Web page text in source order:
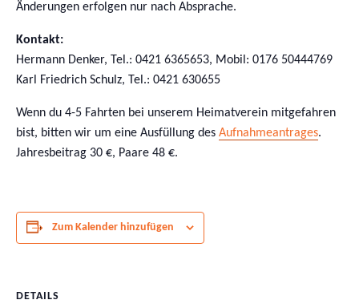
Änderungen erfolgen nur nach Absprache.
Kontakt:
Hermann Denker, Tel.: 0421 6365653, Mobil: 0176 50444769
Karl Friedrich Schulz, Tel.: 0421 630655
Wenn du 4-5 Fahrten bei unserem Heimatverein mitgefahren
bist, bitten wir um eine Ausfüllung des Aufnahmeantrages.
Jahresbeitrag 30 €, Paare 48 €.
Zum Kalender hinzufügen
DETAILS